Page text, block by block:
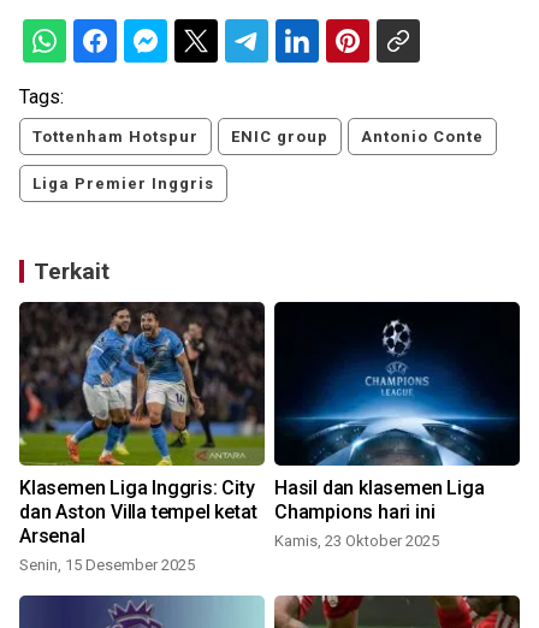
Tags:
Tottenham Hotspur ENIC group Antonio Conte
Liga Premier Inggris
Terkait
Klasemen Liga Inggris: City
dan Aston Villa tempel ketat
Arsenal
Senin, 15 Desember 2025
Hasil dan klasemen Liga
Champions hari ini
Kamis, 23 Oktober 2025